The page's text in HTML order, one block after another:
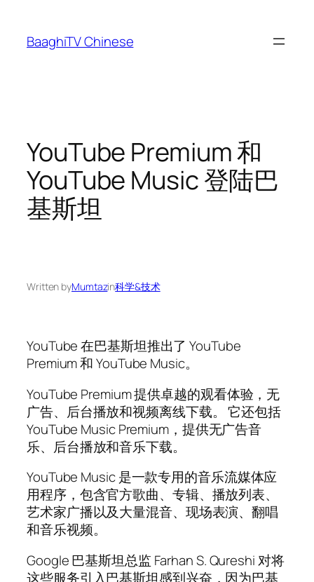
content
BaaghiTV Chinese
YouTube Premium 和
YouTube Music 登陆巴
基斯坦
Written byMumtazin科学&技术
YouTube 在巴基斯坦推出了 YouTube
Premium 和 YouTube Music。
YouTube Premium 提供卓越的观看体验，无
广告、后台播放和视频离线下载。 它还包括
YouTube Music Premium，提供无广告音
乐、后台播放和音乐下载。
YouTube Music 是一款专用的音乐流媒体应
用程序，包含官方歌曲、专辑、播放列表、
艺术家广播以及大量混音、现场表演、翻唱
和音乐视频。
Google 巴基斯坦总监 Farhan S. Qureshi 对将
这些服务引入巴基斯坦感到兴奋，因为巴基